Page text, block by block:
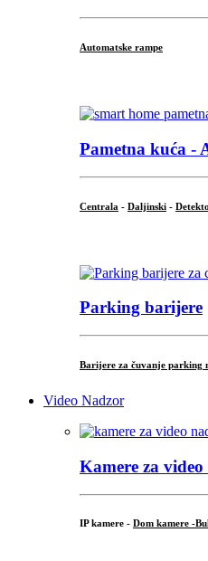
Automatske rampe
Pametna kuća -
Centrala - Daljinski -
Parking barijere
Barijere za čuvanje parking
Video Nadzor
Kamere za
IP kamere - Dom kamere -